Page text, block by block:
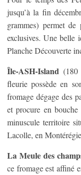
jusqu’à la fin
grammes) permet
exclusives. Une belle
Planche Découverte
Île-ASH-Island
fleurie possède en
fromage dégage des
et procure en
minuscule territoire
Lacolle, en
La Meule des
ce fromage est affiné